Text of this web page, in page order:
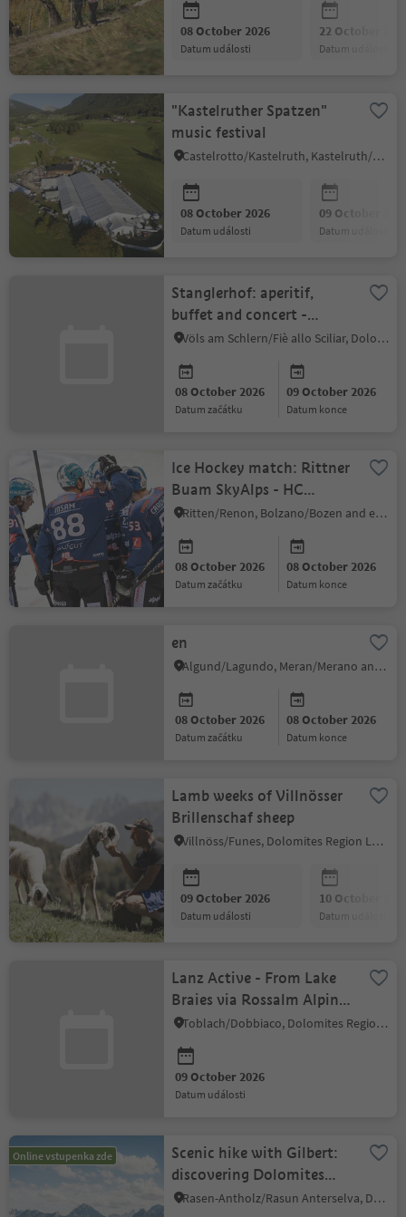
08 October 2026
datum události
22 October
datum události
"Kastelruther Spatzen"
music festival
Castelrotto/Kastelruth, Kastelruth/Castelrotto, Dolomites Region Seiser Alm
08 October 2026
datum události
09 October
datum události
Stanglerhof: aperitif,
buffet and concert -
Ghirardini & Biscuola
Völs am Schlern/Fiè allo Sciliar, Dolomites Region Seiser Alm
08 October 2026
datum začátku
09 October 2026
datum konce
Ice Hockey match: Rittner
Buam SkyAlps - HC
Gherdeina
Ritten/Renon, Bolzano/Bozen and environs
08 October 2026
datum začátku
08 October 2026
datum konce
en
Algund/Lagundo, Meran/Merano and environs
08 October 2026
datum začátku
08 October 2026
datum konce
Lamb weeks of Villnösser
Brillenschaf sheep
Villnöss/Funes, Dolomites Region Lüsen Villnöss
09 October 2026
datum události
10 October
datum události
Lanz Active - From Lake
Braies via Rossalm Alpine
Hut to Brückele
Toblach/Dobbiaco, Dolomites Region 3 Zinnen
09 October 2026
datum události
Online vstupenka zde
Scenic hike with Gilbert:
discovering Dolomites
views and the ruin
Rasen-Antholz/Rasun Anterselva, Dolomites Region Kronplatz/Plan de Corones